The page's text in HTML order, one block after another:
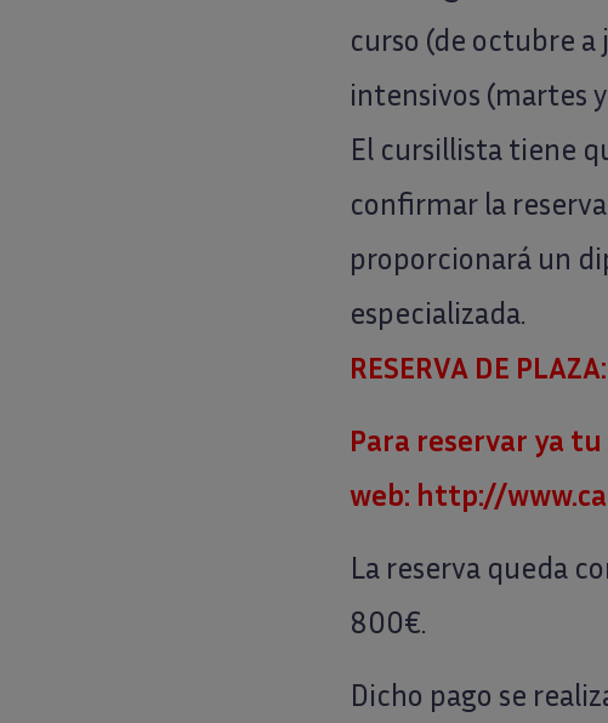
curso (de octubre a
intensivos (martes
El cursillista tiene
confirmar la
proporcionará un
especializada.
RESERVA DE PLAZA:
Para reservar ya
web: http://
La reserva queda
800€.
Dicho pago se